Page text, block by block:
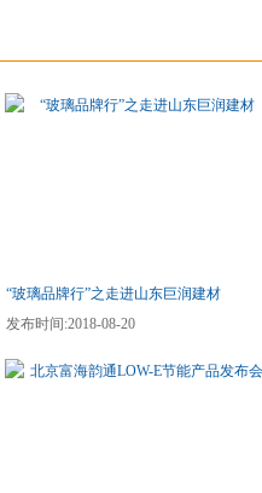
“玻璃品牌行”之走进山东巨润建材
发布时间:2018-08-20